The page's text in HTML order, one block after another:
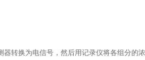
转换为电信号，然后用记录仪将各组分的